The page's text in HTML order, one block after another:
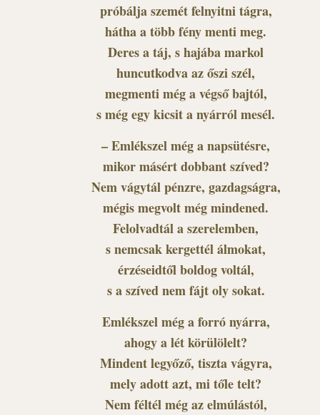
próbálja szemét felnyitni tágra,
hátha a több fény menti meg.
Deres a táj, s hajába markol
huncutkodva az őszi szél,
megmenti még a végső bajtól,
s még egy kicsit a nyárról mesél.
– Emlékszel még a napsütésre,
mikor másért dobbant szíved?
Nem vágytál pénzre, gazdagságra,
mégis megvolt még mindened.
Felolvadtál a szerelemben,
s nemcsak kergettél álmokat,
érzéseidtől boldog voltál,
s a szíved nem fájt oly sokat.
Emlékszel még a forró nyárra,
ahogy a lét körülölelt?
Mindent legyőző, tiszta vágyra,
mely adott azt, mi tőle telt?
Nem féltél még az elmúlástól,